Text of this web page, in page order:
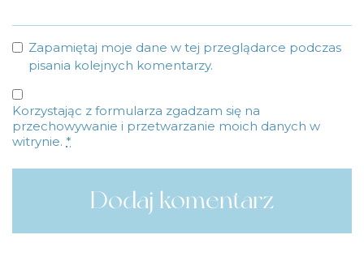
Zapamiętaj moje dane w tej przeglądarce podczas
pisania kolejnych komentarzy.
Korzystając z formularza zgadzam się na
przechowywanie i przetwarzanie moich danych w
witrynie. *